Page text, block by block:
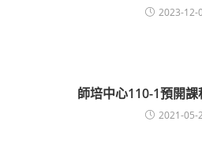
2023-12-
師培中心110-1預開
2021-05-